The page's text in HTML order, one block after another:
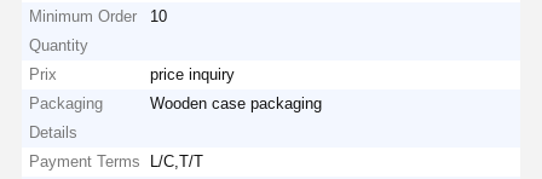
Minimum Order
Quantity
10
Prix
price inquiry
Packaging
Details
Wooden case packaging
Payment Terms
L/C,T/T